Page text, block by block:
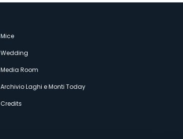
Mice
Wedding
Media Room
Archivio Laghi e Monti Today
Credits